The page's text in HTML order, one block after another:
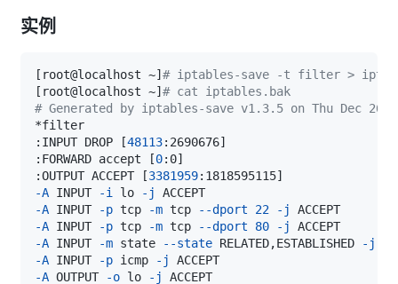
实例
[ root@localhost ~] # iptables-save -t filter >
[ root@localhost ~] # cat iptables.bak
# Generated by iptables-save v1.3.5 on Thu Dec 26
:INPUT DROP
[48113:2690676]
:FORWARD accept
[0:0]
:OUTPUT ACCEPT
[3381959:1818595115]
-A INPUT -i lo -j
-A INPUT -p tcp -m tcp --dport 22 -j
-A INPUT -p tcp -m tcp --dport 80 -j
-A INPUT -m state --state RELATED,ESTABLISHED
-j
-A INPUT -p icmp -j
-A OUTPUT -o lo -j